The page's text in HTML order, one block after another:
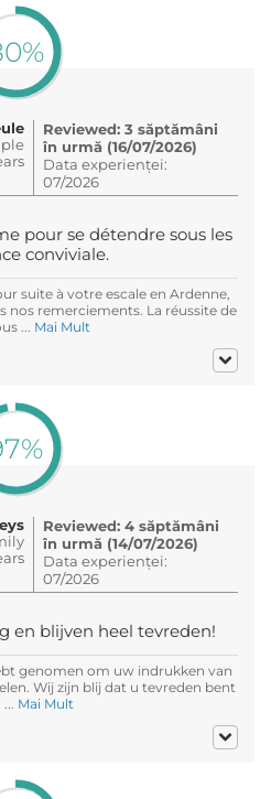
Reviewed: 3 săptămâni
în urmă (16/07/2026)
Data experienței:
07/2026
pour se détendre sous les
conviviale.
suite à votre escale en Ardenne,
nos remerciements. La réussite de
... Mai Mult
Reviewed: 4 săptămâni
în urmă (14/07/2026)
Data experienței:
07/2026
en blijven heel tevreden!
genomen om uw indrukken van
Wij zijn blij dat u tevreden bent
Mai Mult